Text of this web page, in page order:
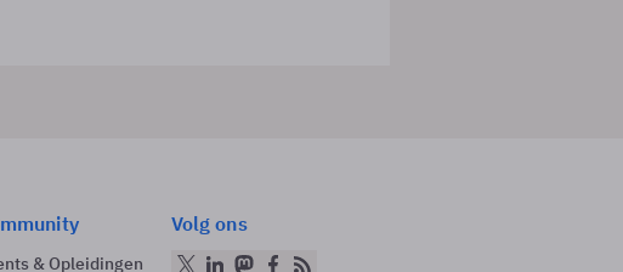
& Opleidingen
Volg ons